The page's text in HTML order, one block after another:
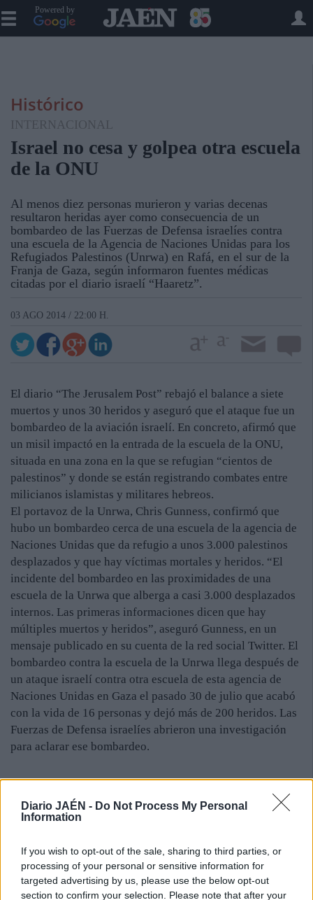
Diario JAÉN - Do Not Process My Personal
Information
If you wish to opt-out of the sale, sharing to third parties, or
processing of your personal or sensitive information for
targeted advertising by us, please use the below opt-out
section to confirm your selection. Please note that after your
Powered by
Histórico
INTERNACIONAL
Israel no cesa y golpea otra escuela
de la ONU
Al menos diez personas murieron y varias decenas
resultaron heridas ayer como consecuencia de un
bombardeo de las Fuerzas de Defensa israelíes contra
una escuela de la Agencia de Naciones Unidas para los
Refugiados Palestinos (Unrwa) en Rafá, en el sur de la
Franja de Gaza, según informaron fuentes médicas
citadas por el diario israelí “Haaretz”.
03 AGO 2014 / 22:00 H.
El diario “The Jerusalem Post” rebajó el balance a siete
muertos y unos 30 heridos y aseguró que el ataque fue un
bombardeo de la aviación israelí. En concreto, afirmó que
un misil impactó en la entrada de la escuela de la ONU,
situada en una zona en la que se refugian “cientos de
palestinos” y donde se están registrando combates entre
milicianos islamistas y militares hebreos.
El portavoz de la Unrwa, Chris Gunness, confirmó que
hubo un bombardeo cerca de una escuela de la agencia de
Naciones Unidas que da refugio a unos 3.000 palestinos
desplazados y que hay víctimas mortales y heridos. “El
incidente del bombardeo en las proximidades de una
escuela de la Unrwa que alberga a casi 3.000 desplazados
internos. Las primeras informaciones dicen que hay
múltiples muertos y heridos”, aseguró Gunness, en un
mensaje publicado en su cuenta de la red social Twitter. El
bombardeo contra la escuela de la Unrwa llega después de
un ataque israelí contra otra escuela de esta agencia de
Naciones Unidas en Gaza el pasado 30 de julio que acabó
con la vida de 16 personas y dejó más de 200 heridos. Las
Fuerzas de Defensa israelíes abrieron una investigación
para aclarar ese bombardeo.